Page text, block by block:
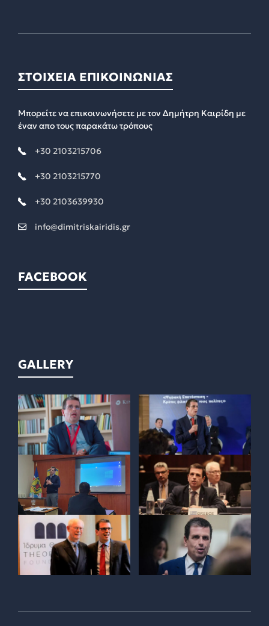
ΣΤΟΙΧΕΙΑ ΕΠΙΚΟΙΝΩΝΙΑΣ
Μπορείτε να επικοινωνήσετε με τον Δημήτρη Καιρίδη με
έναν απο τους παρακάτω τρόπους
+30 2103215706
+30 2103215770
+30 2103639930
info@dimitriskairidis.gr
FACEBOOK
GALLERY